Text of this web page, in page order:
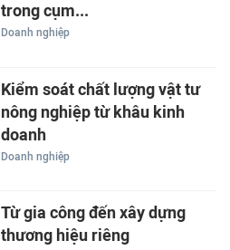
trong cụm...
Doanh nghiệp
Kiểm soát chất lượng vật tư
nông nghiệp từ khâu kinh
doanh
Doanh nghiệp
Từ gia công đến xây dựng
thương hiệu riêng